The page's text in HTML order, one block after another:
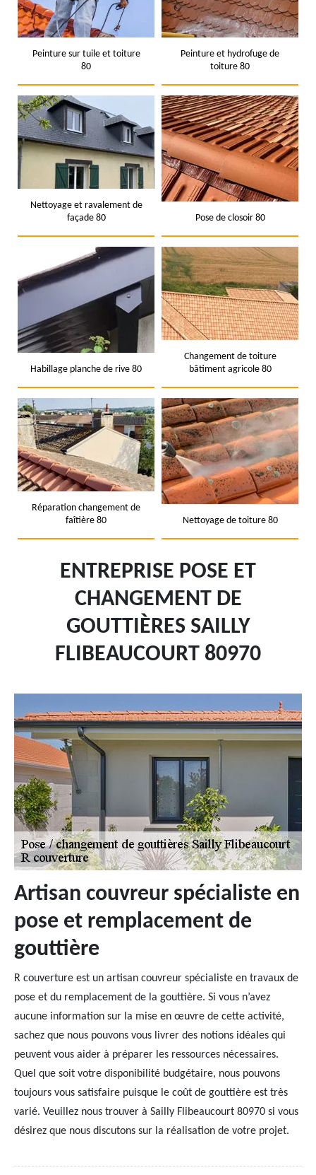
Peinture sur tuile et toiture
80
Peinture et hydrofuge de
toiture 80
Nettoyage et ravalement de
façade 80
Pose de closoir 80
Habillage planche de rive 80
Changement de toiture
bâtiment agricole 80
Réparation changement de
faîtière 80
Nettoyage de toiture 80
ENTREPRISE POSE ET
CHANGEMENT DE
GOUTTIÈRES SAILLY
FLIBEAUCOURT 80970
Artisan couvreur spécialiste en
pose et remplacement de
gouttière
R couverture est un artisan couvreur spécialiste en travaux de
pose et du remplacement de la gouttière. Si vous n’avez
aucune information sur la mise en œuvre de cette activité,
sachez que nous pouvons vous livrer des notions idéales qui
peuvent vous aider à préparer les ressources nécessaires.
Quel que soit votre disponibilité budgétaire, nous pouvons
toujours vous satisfaire puisque le coût de gouttière est très
varié. Veuillez nous trouver à Sailly Flibeaucourt 80970 si vous
désirez que nous discutons sur la réalisation de votre projet.